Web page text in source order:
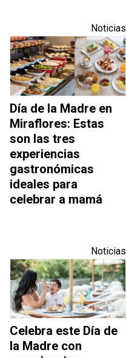
Noticias
Día de la Madre en
Miraflores: Estas
son las tres
experiencias
gastronómicas
ideales para
celebrar a mamá
Noticias
Celebra este Día de
la Madre con